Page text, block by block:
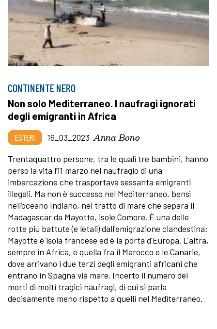
CONTINENTE NERO
Non solo Mediterraneo. I naufragi ignorati
degli emigranti in Africa
ESTERI 16_03_2023 Anna Bono
Trentaquattro persone, tra le quali tre bambini, hanno
perso la vita l’11 marzo nel naufragio di una
imbarcazione che trasportava sessanta emigranti
illegali. Ma non è successo nel Mediterraneo, bensì
nell’oceano Indiano, nel tratto di mare che separa il
Madagascar da Mayotte, isole Comore. È una delle
rotte più battute (e letali) dall'emigrazione clandestina:
Mayotte è isola francese ed è la porta d'Europa. L'altra,
sempre in Africa, è quella fra il Marocco e le Canarie,
dove arrivano i due terzi degli emigranti africani che
entrano in Spagna via mare. Incerto il numero dei
morti di molti tragici naufragi, di cui si parla
decisamente meno rispetto a quelli nel Mediterraneo.